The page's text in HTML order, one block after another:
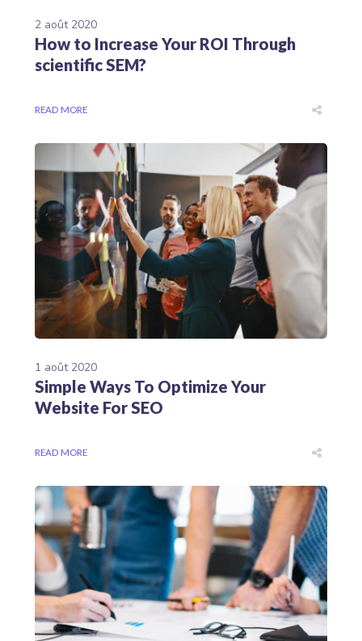
2 août 2020
How to Increase Your ROI Through
scientific SEM?
READ MORE
1 août 2020
Simple Ways To Optimize Your
Website For SEO
READ MORE